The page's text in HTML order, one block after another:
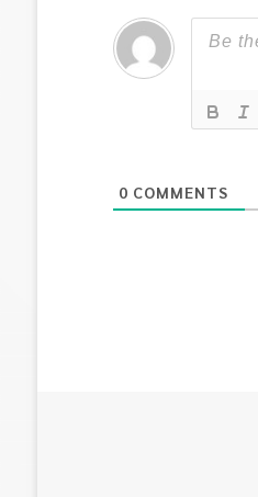
0 COMMENTS